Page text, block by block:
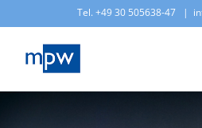
springen
Tel. +49 30 505638-47 |